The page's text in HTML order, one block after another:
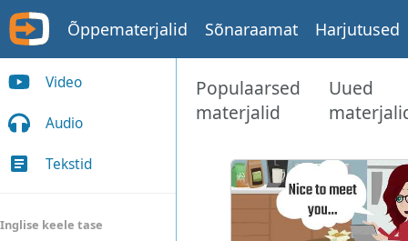
Õppematerjalid Sõnaraamat Harjutused
Video
Audio
Tekstid
Inglise keele tase
Populaarsed
materjalid
Uued